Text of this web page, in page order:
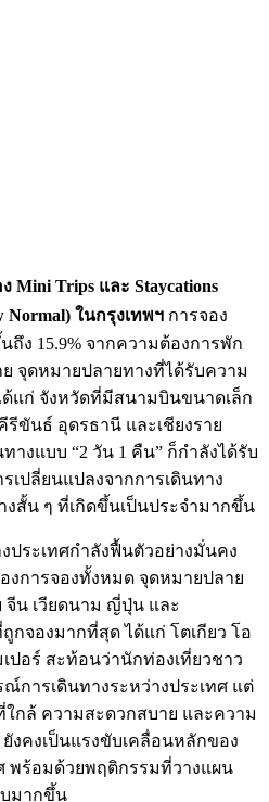
Mini Trips และ Staycations
Normal) ในกรุงเทพฯ การจอง
ถึง 15.9% จากความต้องการพัก
จุดหมายปลายทางที่ได้รับความ
แก่ จังหวัดที่มีสนามบินขนาดเล็ก
รีขันธ์ อุดรธานี และเชียงราย
างแบบ “2 วัน 1 คืน” ก็กำลังได้รับ
เปลี่ยนแปลงจากการเดินทาง
งสั้น ๆ ที่เกิดขึ้นเป็นประจำมากขึ้น
ประเทศกำลังฟื้นตัวอย่างมั่นคง
งการจองทั้งหมด จุดหมายปลาย
จีน เวียดนาม ญี่ปุ่น และ
กจองมากที่สุด ได้แก่ โตเกียว โอ
ปอร์ สะท้อนว่านักท่องเที่ยวชาว
การเดินทางระหว่างประเทศ แต่
กล้ ความสะดวกสบาย และความ
งคงเป็นแรงขับเคลื่อนหลักของ
พร้อมด้วยพฤติกรรมที่วางแผน
มากขึ้น